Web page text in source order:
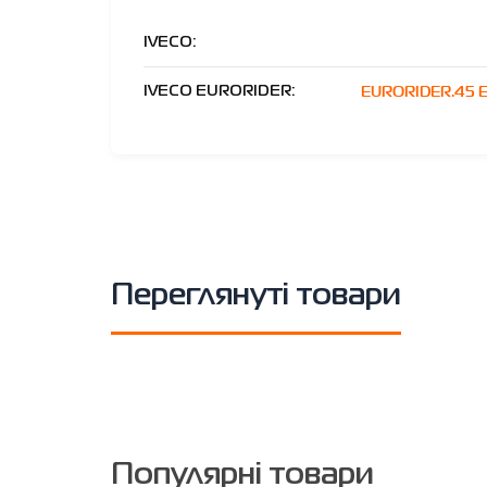
IVECO:
IVECO EURORIDER: EURORIDER.45
Переглянуті товари
Популярні товари